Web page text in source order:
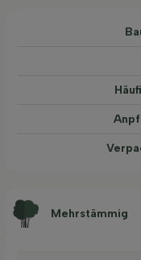
Mehrstämmig